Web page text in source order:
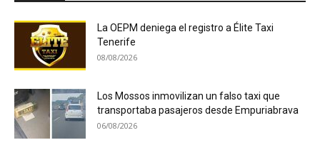
La OEPM deniega el registro a Élite Taxi
Tenerife
08/08/2026
Los Mossos inmovilizan un falso taxi que
transportaba pasajeros desde Empuriabrava
06/08/2026